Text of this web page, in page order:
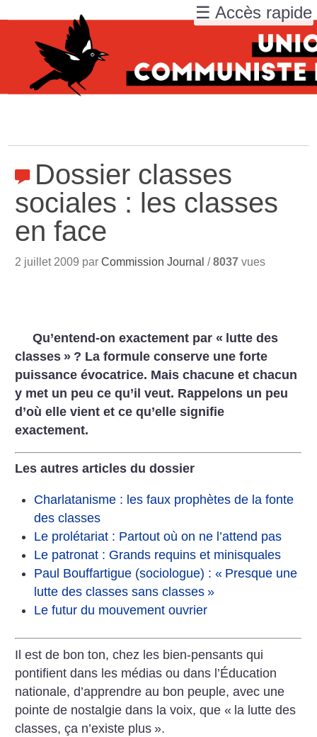
Dossier classes
sociales : les classes
en face
2 juillet 2009 parCommission Journal /8037 vues
Qu’entend-on exactement par « lutte des
classes » ? La formule conserve une forte
puissance évocatrice. Mais chacune et chacun
y met un peu ce qu’il veut. Rappelons un peu
d’où elle vient et ce qu’elle signifie
exactement.
Les autres articles du dossier
Charlatanisme : les faux prophètes de la fonte
des classes
Le prolétariat : Partout où on ne l’attend pas
Le patronat : Grands requins et minisquales
Paul Bouffartigue (sociologue) : « Presque une
lutte des classes sans classes »
Le futur du mouvement ouvrier
Il est de bon ton, chez les bien-pensants qui
pontifient dans les médias ou dans l’Éducation
nationale, d’apprendre au bon peuple, avec une
pointe de nostalgie dans la voix, que « la lutte des
classes, ça n’existe plus ».
☰ Accès rapide